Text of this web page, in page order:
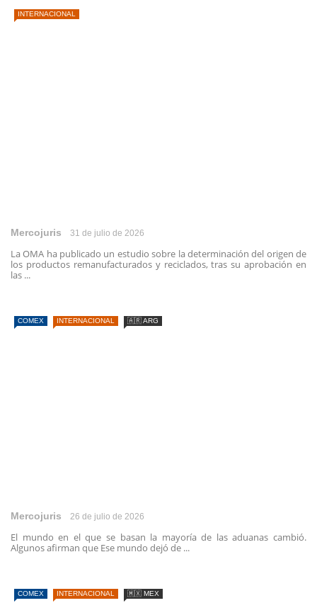
INTERNACIONAL
Mercojuris 31 de julio de 2026
La OMA ha publicado un estudio sobre la determinación del origen de
los productos remanufacturados y reciclados, tras su aprobación en
las ...
COMEX INTERNACIONAL 🇦🇷 ARG
Mercojuris 26 de julio de 2026
El mundo en el que se basan la mayoría de las aduanas cambió.
Algunos afirman que Ese mundo dejó de ...
COMEX INTERNACIONAL 🇲🇽 MEX